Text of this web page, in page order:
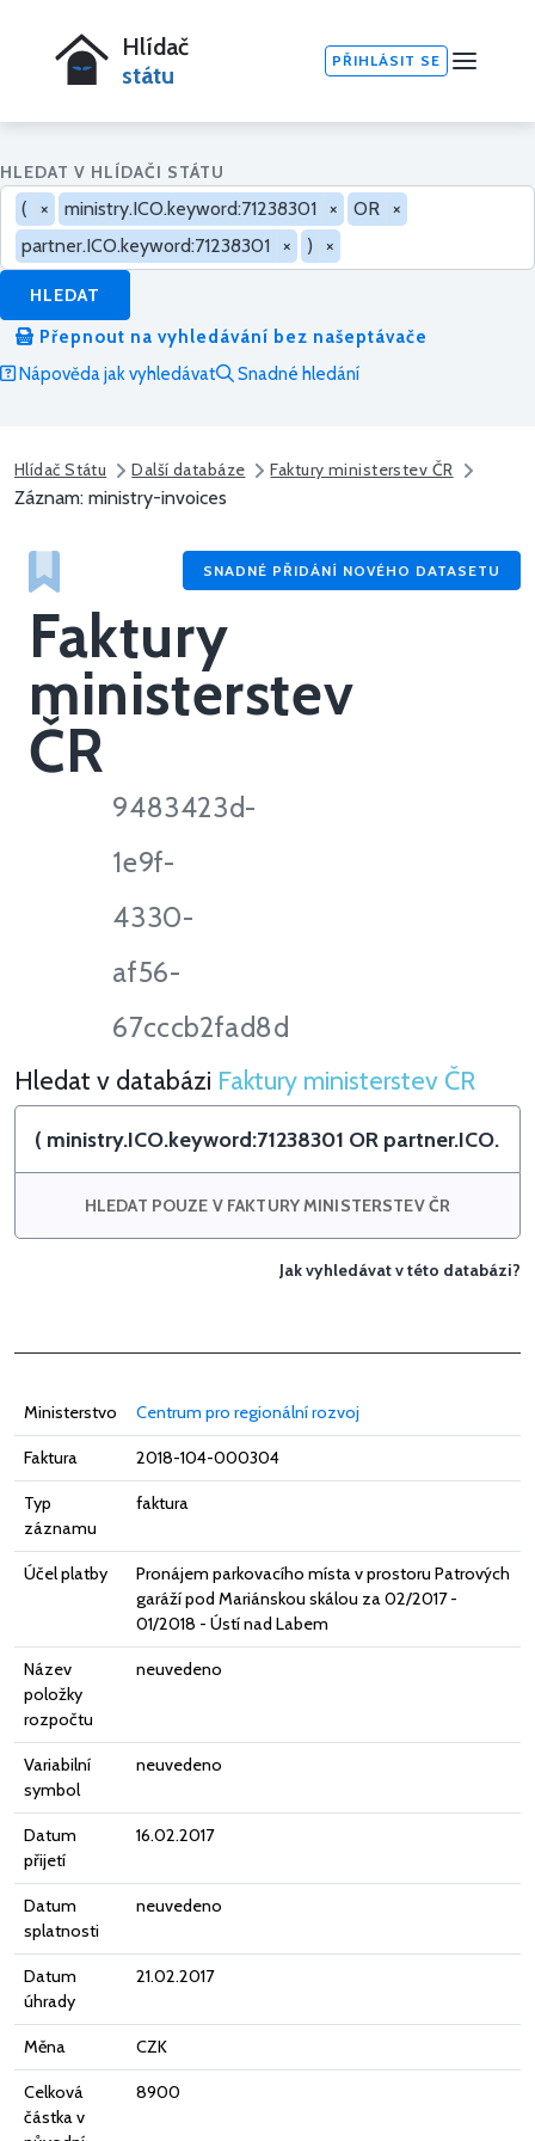
Hlídač
státu
PŘIHLÁSIT SE
HLEDAT V HLÍDAČI STÁTU
( × ministry.ICO.keyword:71238301 × OR ×
partner.ICO.keyword:71238301 × ) ×
HLEDAT
Přepnout na vyhledávání bez našeptávače
Nápověda jak vyhledávat
Snadné hledání
Hlídač Státu Další databáze Faktury ministerstev ČR
Záznam: ministry-invoices
SNADNÉ PŘIDÁNÍ NOVÉHO DATASETU
Faktury
ministerstev
ČR
9483423d-
1e9f-
4330-
af56-
67cccb2fad8d
Hledat v Faktury ministerstev ČR
Hledat v databázi Faktury ministerstev ČR
HLEDAT POUZE V FAKTURY MINISTERSTEV ČR
Jak vyhledávat v této databázi?
Ministerstvo Centrum pro regionální rozvoj
Faktura 2018-104-000304
Typ
záznamu
faktura
Účel platby
Pronájem parkovacího místa v prostoru Patrových
garáží pod Mariánskou skálou za 02/2017 -
01/2018 - Ústí nad Labem
Název
položky
rozpočtu
neuvedeno
Variabilní
symbol
neuvedeno
Datum
přijetí
16.02.2017
Datum
splatnosti
neuvedeno
Datum
úhrady
21.02.2017
Měna CZK
Celková
částka v
8900